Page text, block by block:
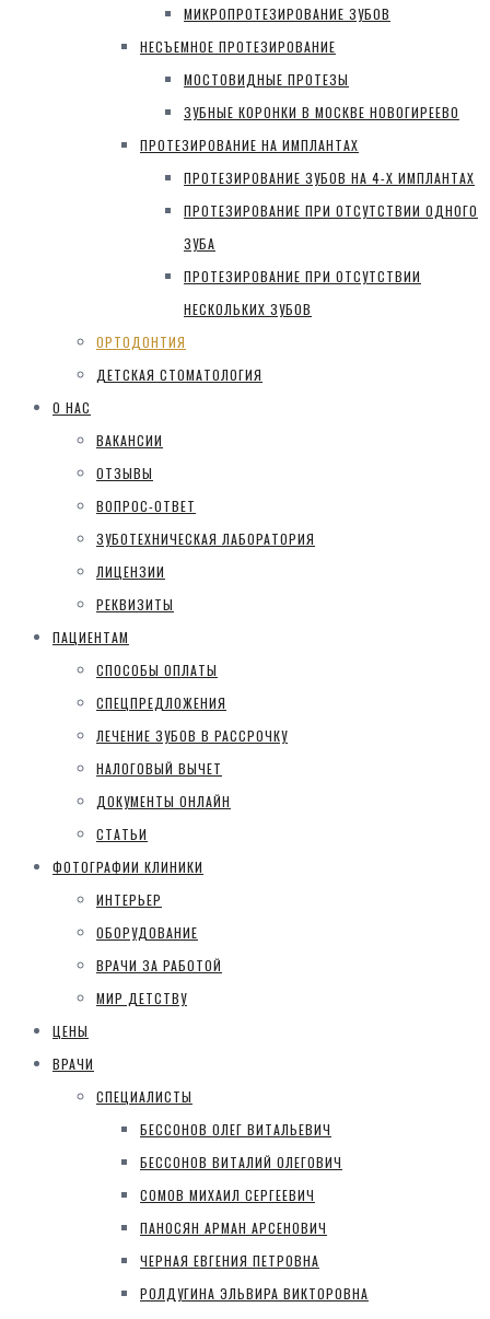
МИКРОПРОТЕЗИРОВАНИЕ ЗУБОВ
НЕСЪЕМНОЕ ПРОТЕЗИРОВАНИЕ
МОСТОВИДНЫЕ ПРОТЕЗЫ
ЗУБНЫЕ КОРОНКИ В МОСКВЕ НОВОГИРЕЕВО
ПРОТЕЗИРОВАНИЕ НА ИМПЛАНТАХ
ПРОТЕЗИРОВАНИЕ ЗУБОВ НА 4-Х ИМПЛАНТАХ
ПРОТЕЗИРОВАНИЕ ПРИ ОТСУТСТВИИ ОДНОГО
ЗУБА
ПРОТЕЗИРОВАНИЕ ПРИ ОТСУТСТВИИ
НЕСКОЛЬКИХ ЗУБОВ
ОРТОДОНТИЯ
ДЕТСКАЯ СТОМАТОЛОГИЯ
О НАС
ВАКАНСИИ
ОТЗЫВЫ
ВОПРОС-ОТВЕТ
ЗУБОТЕХНИЧЕСКАЯ ЛАБОРАТОРИЯ
ЛИЦЕНЗИИ
РЕКВИЗИТЫ
ПАЦИЕНТАМ
СПОСОБЫ ОПЛАТЫ
СПЕЦПРЕДЛОЖЕНИЯ
ЛЕЧЕНИЕ ЗУБОВ В РАССРОЧКУ
НАЛОГОВЫЙ ВЫЧЕТ
ДОКУМЕНТЫ ОНЛАЙН
СТАТЬИ
ФОТОГРАФИИ КЛИНИКИ
ИНТЕРЬЕР
ОБОРУДОВАНИЕ
ВРАЧИ ЗА РАБОТОЙ
МИР ДЕТСТВУ
ЦЕНЫ
ВРАЧИ
СПЕЦИАЛИСТЫ
БЕССОНОВ ОЛЕГ ВИТАЛЬЕВИЧ
БЕССОНОВ ВИТАЛИЙ ОЛЕГОВИЧ
СОМОВ МИХАИЛ СЕРГЕЕВИЧ
ПАНОСЯН АРМАН АРСЕНОВИЧ
ЧЕРНАЯ ЕВГЕНИЯ ПЕТРОВНА
РОЛДУГИНА ЭЛЬВИРА ВИКТОРОВНА